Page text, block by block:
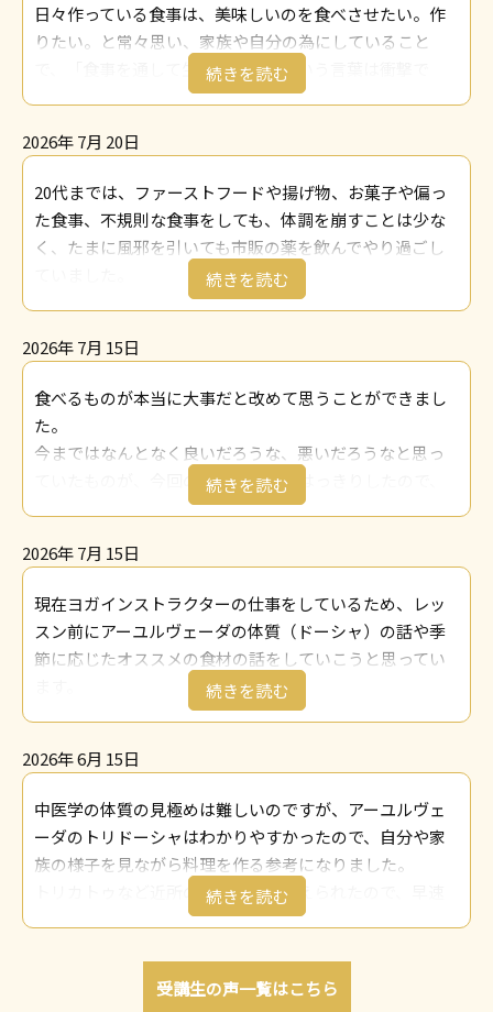
日々作っている食事は、美味しいのを食べさせたい。作
りたい。と常々思い、家族や自分の為にしていること
で、「食事を通して生命を養う」という言葉は衝撃で
す。風邪などをひいたら消化に良いものを、元気がなく
はなんとなくでしか知りませんでした。
は全く異なる作用のものがあり驚きでした。例えば夏は
汗をかき体力も落ちるので、スタミナをつけようと生の
ニンニクやニンニクの芽をふんだんに使用した食事を出
していたことは度々あります。しかし、それらは身体に
熱をこもらせたり熱性の食材は心の熱とぶつかり合って
しまうことから、暑い夏は控えたほうが良いということ
す。
アーユルヴェーダとスパイスでは、その時の自分のプラ
クリティを知り心身共に健康になるというところに興味
今までアグニを減少させる食事をしており、とくに食事
生きている限り食事は欠かせないものなので、季節や環
境、体質やタイプなどを知り意識を変革することで、よ
り良い生活を送れるように活かしていきます。実際講座
の受講中から季節にあった食材や五味、スパイスを取り
入れた食事を作るようになり、家族で身体は軽くなって
食事の幅も広がり美味しく、家族は喜んでくれ、自分も
楽しくなります。
向かい合えるようになりました。
食への意識が変わることによってマインドも良くなり、
日々明るく健康で楽しく暮らせると実感しました。
2026年 7月 20日
20代までは、ファーストフードや揚げ物、お菓子や偏っ
た食事、不規則な食事をしても、体調を崩すことは少な
く、たまに風邪を引いても市販の薬を飲んでやり過ごし
35歳を過ぎるあたりから、ちょっとした疲れや不調が回
るようになりました。しかし、仕事の忙しさや知識、金
を内容も知らずに取り入れ、あまり改善せずに長続きし
ないのが実情でした。
しかし、インドを旅したことをきっかけにアーユルヴェ
ーダの食に対する考えを知り、まず自分の性質や体調、
季節を知り、その上で必要なものをとり入れることの重
要さを感じました。
合的に整えるホリスティック医学や、食を通して健康で
幸せな人生を全うする方法を学ぶことができました。
これをまず自分と家族の日常生活に活かして、毎日食べ
る食事の内容を考えずに食べたり薬を飲むのではなく、
季節や気候、食べ物、食べ方で自分がどう変化するのか
を参考に、必要な食材を選んで美味しく食し一生を健康
で過ごせるよう、身近なものから始めたいと思います。
また、スパイスは様々な効能があり、かつ日常に取り入
れやすいものなのに、日本ではあまり身近に使われてい
ないように感じていますので、自分が実践し、人々の日
常に活かしてもらえるようなスパイスの提案などを仕事
にしていきたいと考えております。
2026年 7月 15日
食べるものが本当に大事だと改めて思うことができまし
た。
今まではなんとなく良いだろうな、悪いだろうなと思っ
ていたものが、今回の講座を受けてはっきりしたので、
良いものは積極的に身体に取り入れて、悪いものは極力
また私たちも自然の一部で、すべてに繋がりがあり、その
仕事が忙しく今までは作り置きをしていましたが、それ
もアーユルヴェーダ的にはあまり良くないと学べたの
で、今は簡単でもその時調理できるものを取り入れてま
医療関係の仕事のため、患者さんにもこういう時にはこ
の食材がおすすめだとお伝えしていこうと思います。
2026年 7月 15日
現在ヨガインストラクターの仕事をしているため、レッ
スン前にアーユルヴェーダの体質（ドーシャ）の話や季
節に応じたオススメの食材の話をしていこうと思ってい
そして発酵マイスターの資格もあり、腸活の仕事で酵素
ャ診断を元にその方にあったスパイス、ハーブ、果物を
神奈川県 S.S様
2026年 6月 15日
中医学の体質の見極めは難しいのですが、アーユルヴェ
ーダのトリドーシャはわかりやすかったので、自分や家
族の様子を見ながら料理を作る参考になりました。
トリカトゥなど近所のスーパーで揃えられたので、早速
食卓に取り入れています。
ない、ということがよくありました。
受講生の声一覧はこちら